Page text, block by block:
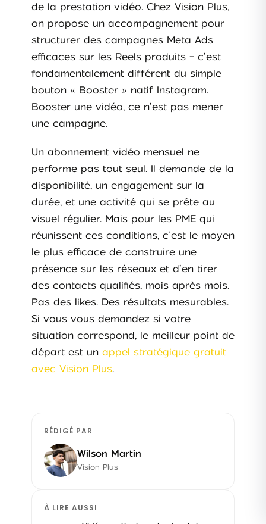
de la prestation vidéo. Chez Vision Plus,
on propose un accompagnement pour
structurer des campagnes Meta Ads
efficaces sur les Reels produits - c’est
fondamentalement différent du simple
bouton « Booster » natif Instagram.
Booster une vidéo, ce n’est pas mener
une campagne.
Un abonnement vidéo mensuel ne
performe pas tout seul. Il demande de la
disponibilité, un engagement sur la
durée, et une activité qui se prête au
visuel régulier. Mais pour les PME qui
réunissent ces conditions, c’est le moyen
le plus efficace de construire une
présence sur les réseaux et d’en tirer
des contacts qualifiés, mois après mois.
Pas des likes. Des résultats mesurables.
Si vous vous demandez si votre
situation correspond, le meilleur point de
départ est un appel stratégique gratuit
avec Vision Plus.
RÉDIGÉ PAR
Wilson Martin
Vision Plus
À LIRE AUSSI